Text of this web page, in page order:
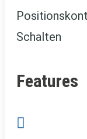
Schalten
Features
